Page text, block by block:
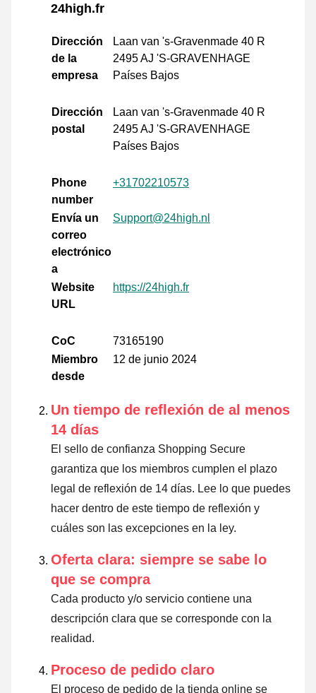
24high.fr
Dirección
de la
empresa
Laan van 's-Gravenmade 40 R
2495 AJ 'S-GRAVENHAGE
Países Bajos
Dirección
postal
Laan van 's-Gravenmade 40 R
2495 AJ 'S-GRAVENHAGE
Países Bajos
Phone
number
+31702210573
Envía un
correo
electrónico
a
Support@24high.nl
Website
URL
https://24high.fr
CoC
73165190
Miembro
desde
12 de junio 2024
Un tiempo de reflexión de al menos
14 días
El sello de confianza Shopping Secure
garantiza que los miembros cumplen el plazo
legal de reflexión de 14 días. Lee lo que puedes
hacer dentro de este tiempo de reflexión y
cuáles son las excepciones en la ley.
Oferta clara: siempre se sabe lo
que se compra
Cada producto y/o servicio contiene una
descripción clara que se corresponde con la
realidad.
Proceso de pedido claro
El proceso de pedido de la tienda online se